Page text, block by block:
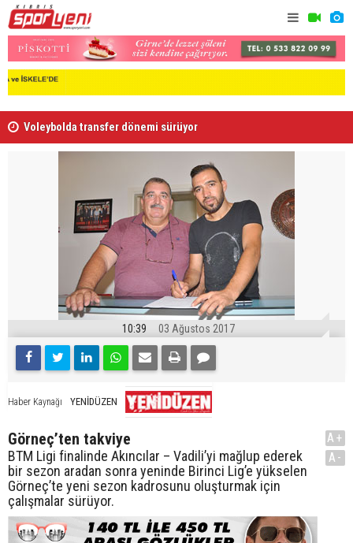
Voleybolda transfer dönemi sürüyor
10:39 03 Ağustos 2017
Haber Kaynağı YENİDÜZEN
Görneç’ten takviye
BTM Ligi finalinde Akıncılar – Vadili’yi mağlup ederek
bir sezon aradan sonra yeninde Birinci Lig’e yükselen
Görneç’te yeni sezon kadrosunu oluşturmak için
çalışmalar sürüyor.
A+
A-